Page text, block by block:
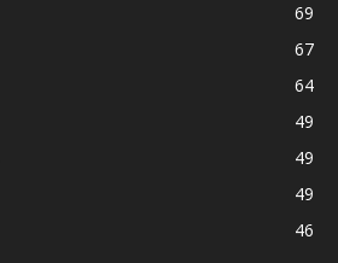
69
67
64
49
49
49
46